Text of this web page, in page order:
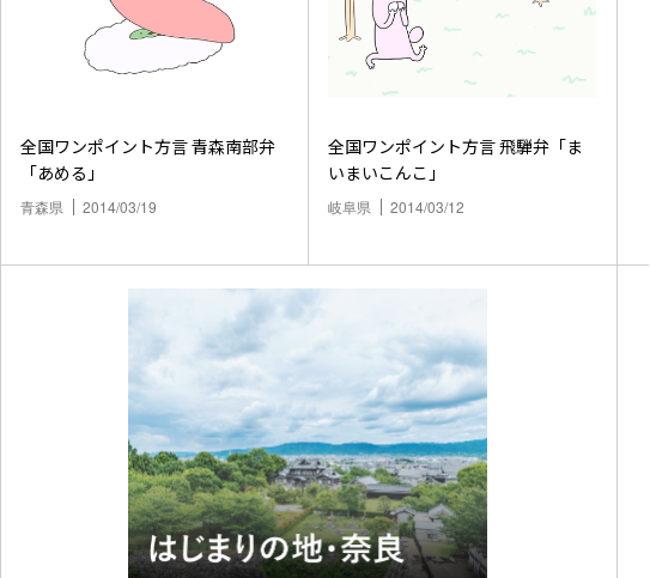
全国ワンポイント方言 青森南部弁
「あめる」
青森県 2014/03/19
全国ワンポイント方言 飛騨弁「ま
いまいこんこ」
岐阜県 2014/03/12